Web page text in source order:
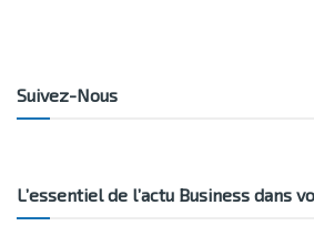
Suivez-Nous
L’essentiel de l’actu Business dans